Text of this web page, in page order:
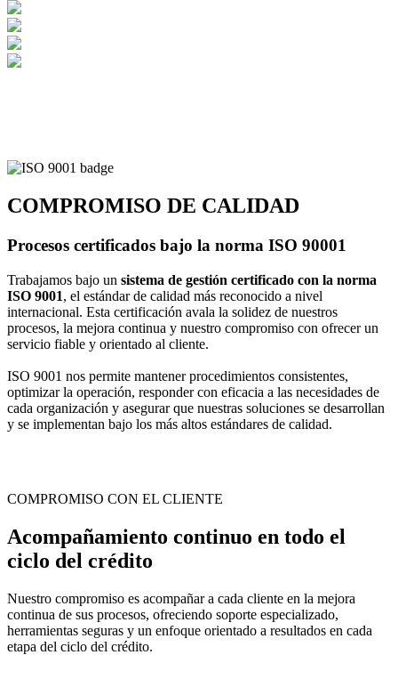
COMPROMISO DE CALIDAD
Procesos certificados bajo la norma ISO 90001
Trabajamos bajo un sistema de gestión certificado con la norma
ISO 9001, el estándar de calidad más reconocido a nivel
internacional. Esta certificación avala la solidez de nuestros
procesos, la mejora continua y nuestro compromiso con ofrecer un
servicio fiable y orientado al cliente.
ISO 9001 nos permite mantener procedimientos consistentes,
optimizar la operación, responder con eficacia a las necesidades de
cada organización y asegurar que nuestras soluciones se desarrollan
y se implementan bajo los más altos estándares de calidad.
COMPROMISO CON EL CLIENTE
Acompañamiento continuo en todo el
ciclo del crédito
Nuestro compromiso es acompañar a cada cliente en la mejora
continua de sus procesos, ofreciendo soporte especializado,
herramientas seguras y un enfoque orientado a resultados en cada
etapa del ciclo del crédito.